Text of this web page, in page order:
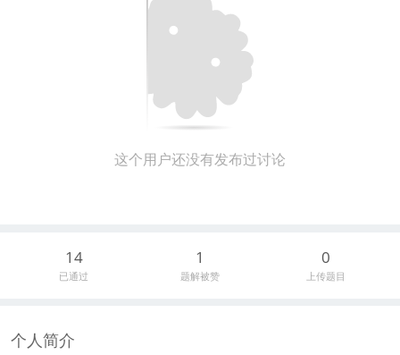
这个用户还没有发布过讨论
14
已通过
1
题解被赞
0
上传题目
个人简介